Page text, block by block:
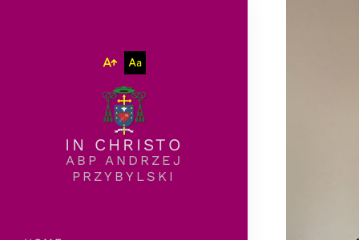
Wielkość
czcionki
Wersja
IN CHRISTO
ABP ANDRZEJ
PRZYBYLSKI